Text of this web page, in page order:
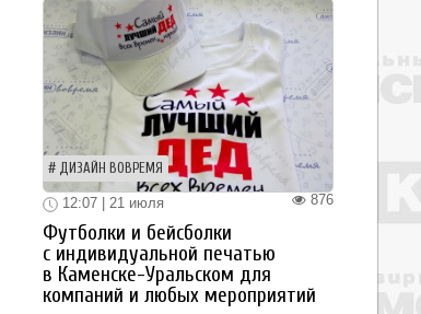
ДИЗАЙН ВОВРЕМЯ
876
12:07 | 21 июля
Футболки и бейсболки
с индивидуальной печатью
в Каменске-Уральском для
компаний и любых мероприятий